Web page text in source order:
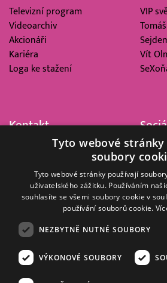
Televizní program
Videoarchiv
Akcionáři
Kariéra
Loga ke stažení
VIP
Vít
Kontakt
Barrandov Televizní Studio,
Kříženeckého nám. 322
152 00 Praha 5
IČ 416 93 311
© 2008–2026 EMPRESA MEDIA, a.s.
Tyto webové
soubory
Tyto webové stránky používají
uživatelského zážitku. Používáním
souhlasíte se všemi soubory cookie v
používání souborů cookie.
NEZBYTNĚ NUTNÉ SOUBORY
VÝKONOVÉ SOUBORY